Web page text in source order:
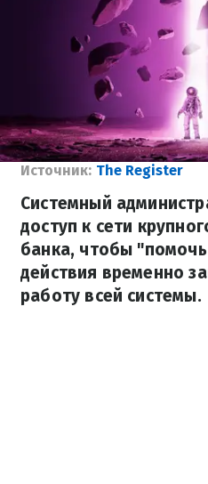
Источник: The Register
Системный
доступ к сети
банка, чтобы
действия временно
работу всей системы.